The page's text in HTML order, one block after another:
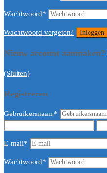
Wachtwoord*
Wachtwoord vergeten?
Nieuw account aanmaken?
(Sluiten)
Registreren
Gebruikersnaam*
E-mail*
Wachtwoord*